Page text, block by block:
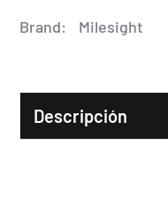
Brand:
Milesight
Descripción